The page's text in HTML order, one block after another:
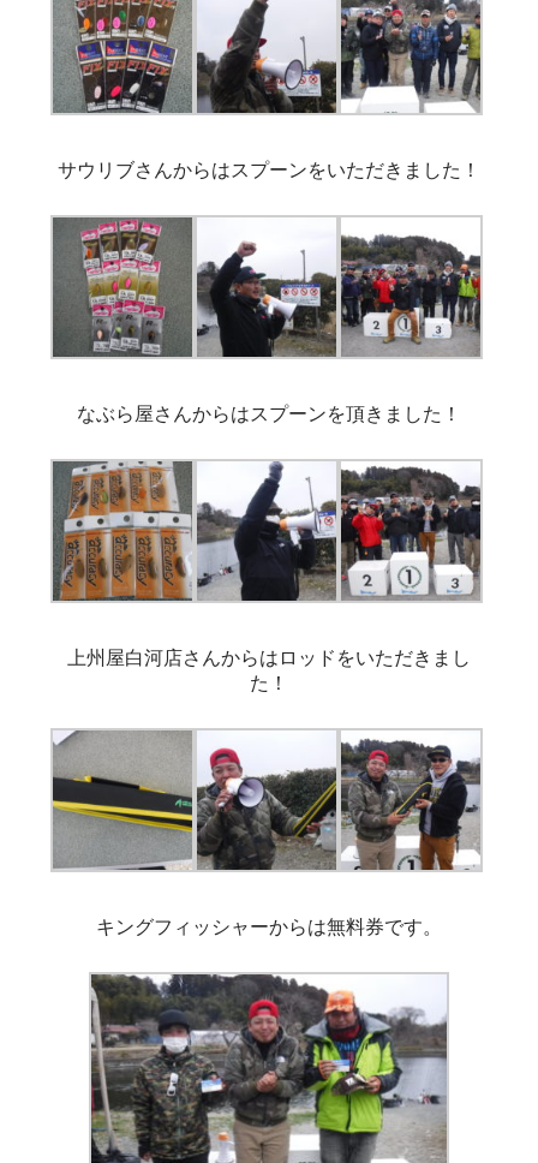
サウリブさんからはスプーンをいただきました！
なぶら屋さんからはスプーンを頂きました！
上州屋白河店さんからはロッドをいただきまし
た！
キングフィッシャーからは無料券です。